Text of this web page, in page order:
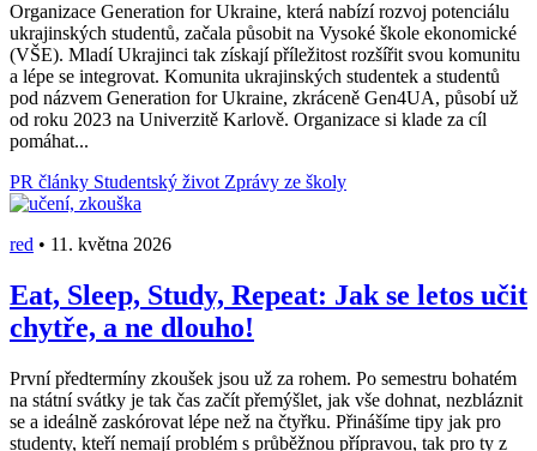
Organizace Generation for Ukraine, která nabízí rozvoj potenciálu
ukrajinských studentů, začala působit na Vysoké škole ekonomické
(VŠE). Mladí Ukrajinci tak získají příležitost rozšířit svou komunitu
a lépe se integrovat. Komunita ukrajinských studentek a studentů
pod názvem Generation for Ukraine, zkráceně Gen4UA, působí už
od roku 2023 na Univerzitě Karlově. Organizace si klade za cíl
pomáhat...
PR články Studentský život Zprávy ze školy
red • 11. května 2026
Eat, Sleep, Study, Repeat: Jak se letos učit
chytře, a ne dlouho!
První předtermíny zkoušek jsou už za rohem. Po semestru bohatém
na státní svátky je tak čas začít přemýšlet, jak vše dohnat, nezbláznit
se a ideálně zaskórovat lépe než na čtyřku. Přinášíme tipy jak pro
studenty, kteří nemají problém s průběžnou přípravou, tak pro ty z